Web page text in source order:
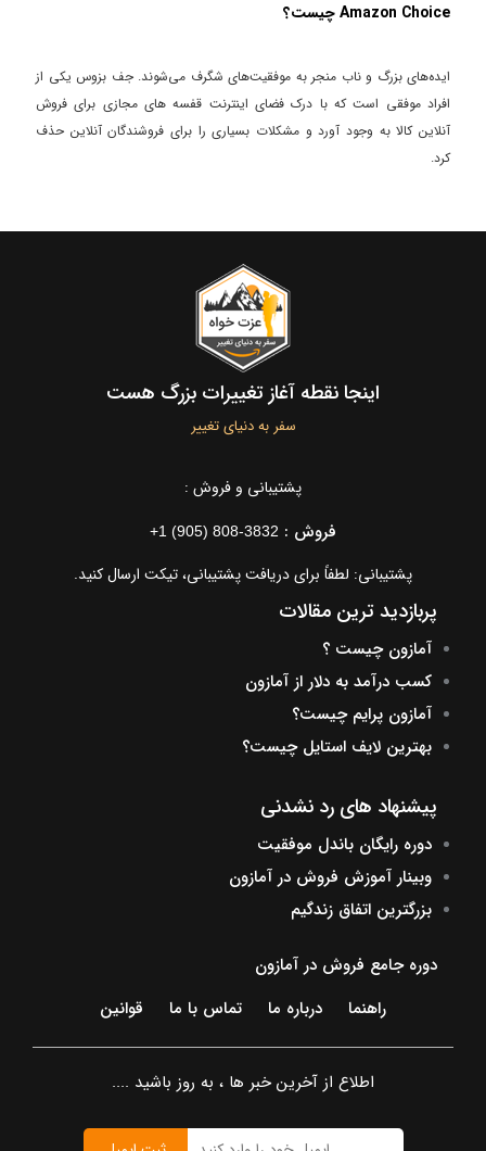
Amazon Choice چیست؟
ایده‌های بزرگ و ناب منجر به موفقیت‌های شگرف می‌شوند. جف بزوس یکی از
افراد موفقی است که با درک فضای اینترنت قفسه های مجازی برای فروش
آنلاین کالا به وجود آورد و مشکلات بسیاری را برای فروشندگان آنلاین حذف
کرد.
اینجا نقطه آغاز تغییرات بزرگ هست
سفر به دنیای تغییر
پشتیبانی و فروش :
فروش : +1 (905) 808-3832
پشتیبانی: لطفاً برای دریافت پشتیبانی، تیکت ارسال کنید.
پربازدید ترین مقالات
آمازون چیست ؟
کسب درآمد به دلار از آمازون
آمازون پرایم چیست؟
بهترین لایف استایل چیست؟
پیشنهاد های رد نشدنی
دوره رایگان باندل موفقیت
وبینار آموزش فروش در آمازون
بزرگترین اتفاق زندگیم
دوره جامع فروش در آمازون
راهنما
درباره ما تماس با ما قوانین
اطلاع از آخرین خبر ها ، به روز باشید ....